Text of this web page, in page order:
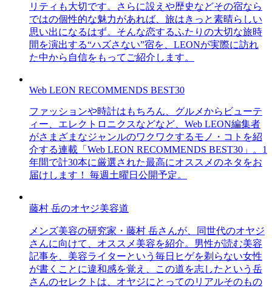
リティも大切です。さらに設えや歴史などその宿なら
ではの個性的な魅力があれば、旅はきっと素晴らしい
思い出になるはず。そんな恋するふたりの大切な旅時
間を演出する“ハズさない”宿を、LEONが実際に訪れ
た中から自信をもってご紹介します。
Web LEON RECOMMENDS BEST30
ファッションや時計はもちろん、グルメからビューテ
ィー、エレクトロニクスなどなど、Web LEON編集者
がさまざまなジャンルのワクワクするモノ・コトを紹
介する連載「Web LEON RECOMMENDS BEST30」。1
年間で計30本に厳選された最高にオススメのネタをお
届けします！ 毎週土曜日公開予定。
藤村 岳のオヤジ美容道
メンズ美容の研究家・藤村 岳さんが、同世代のオヤジ
さんに向けて、オススメ美容を紹介。男性が読む美容
記事を、美容ライターという毎日ヒゲを剃らない女性
が書くことに違和感を覚え、この道を志したという岳
さんのセレクトは、オヤジにとってのリアルそのもの